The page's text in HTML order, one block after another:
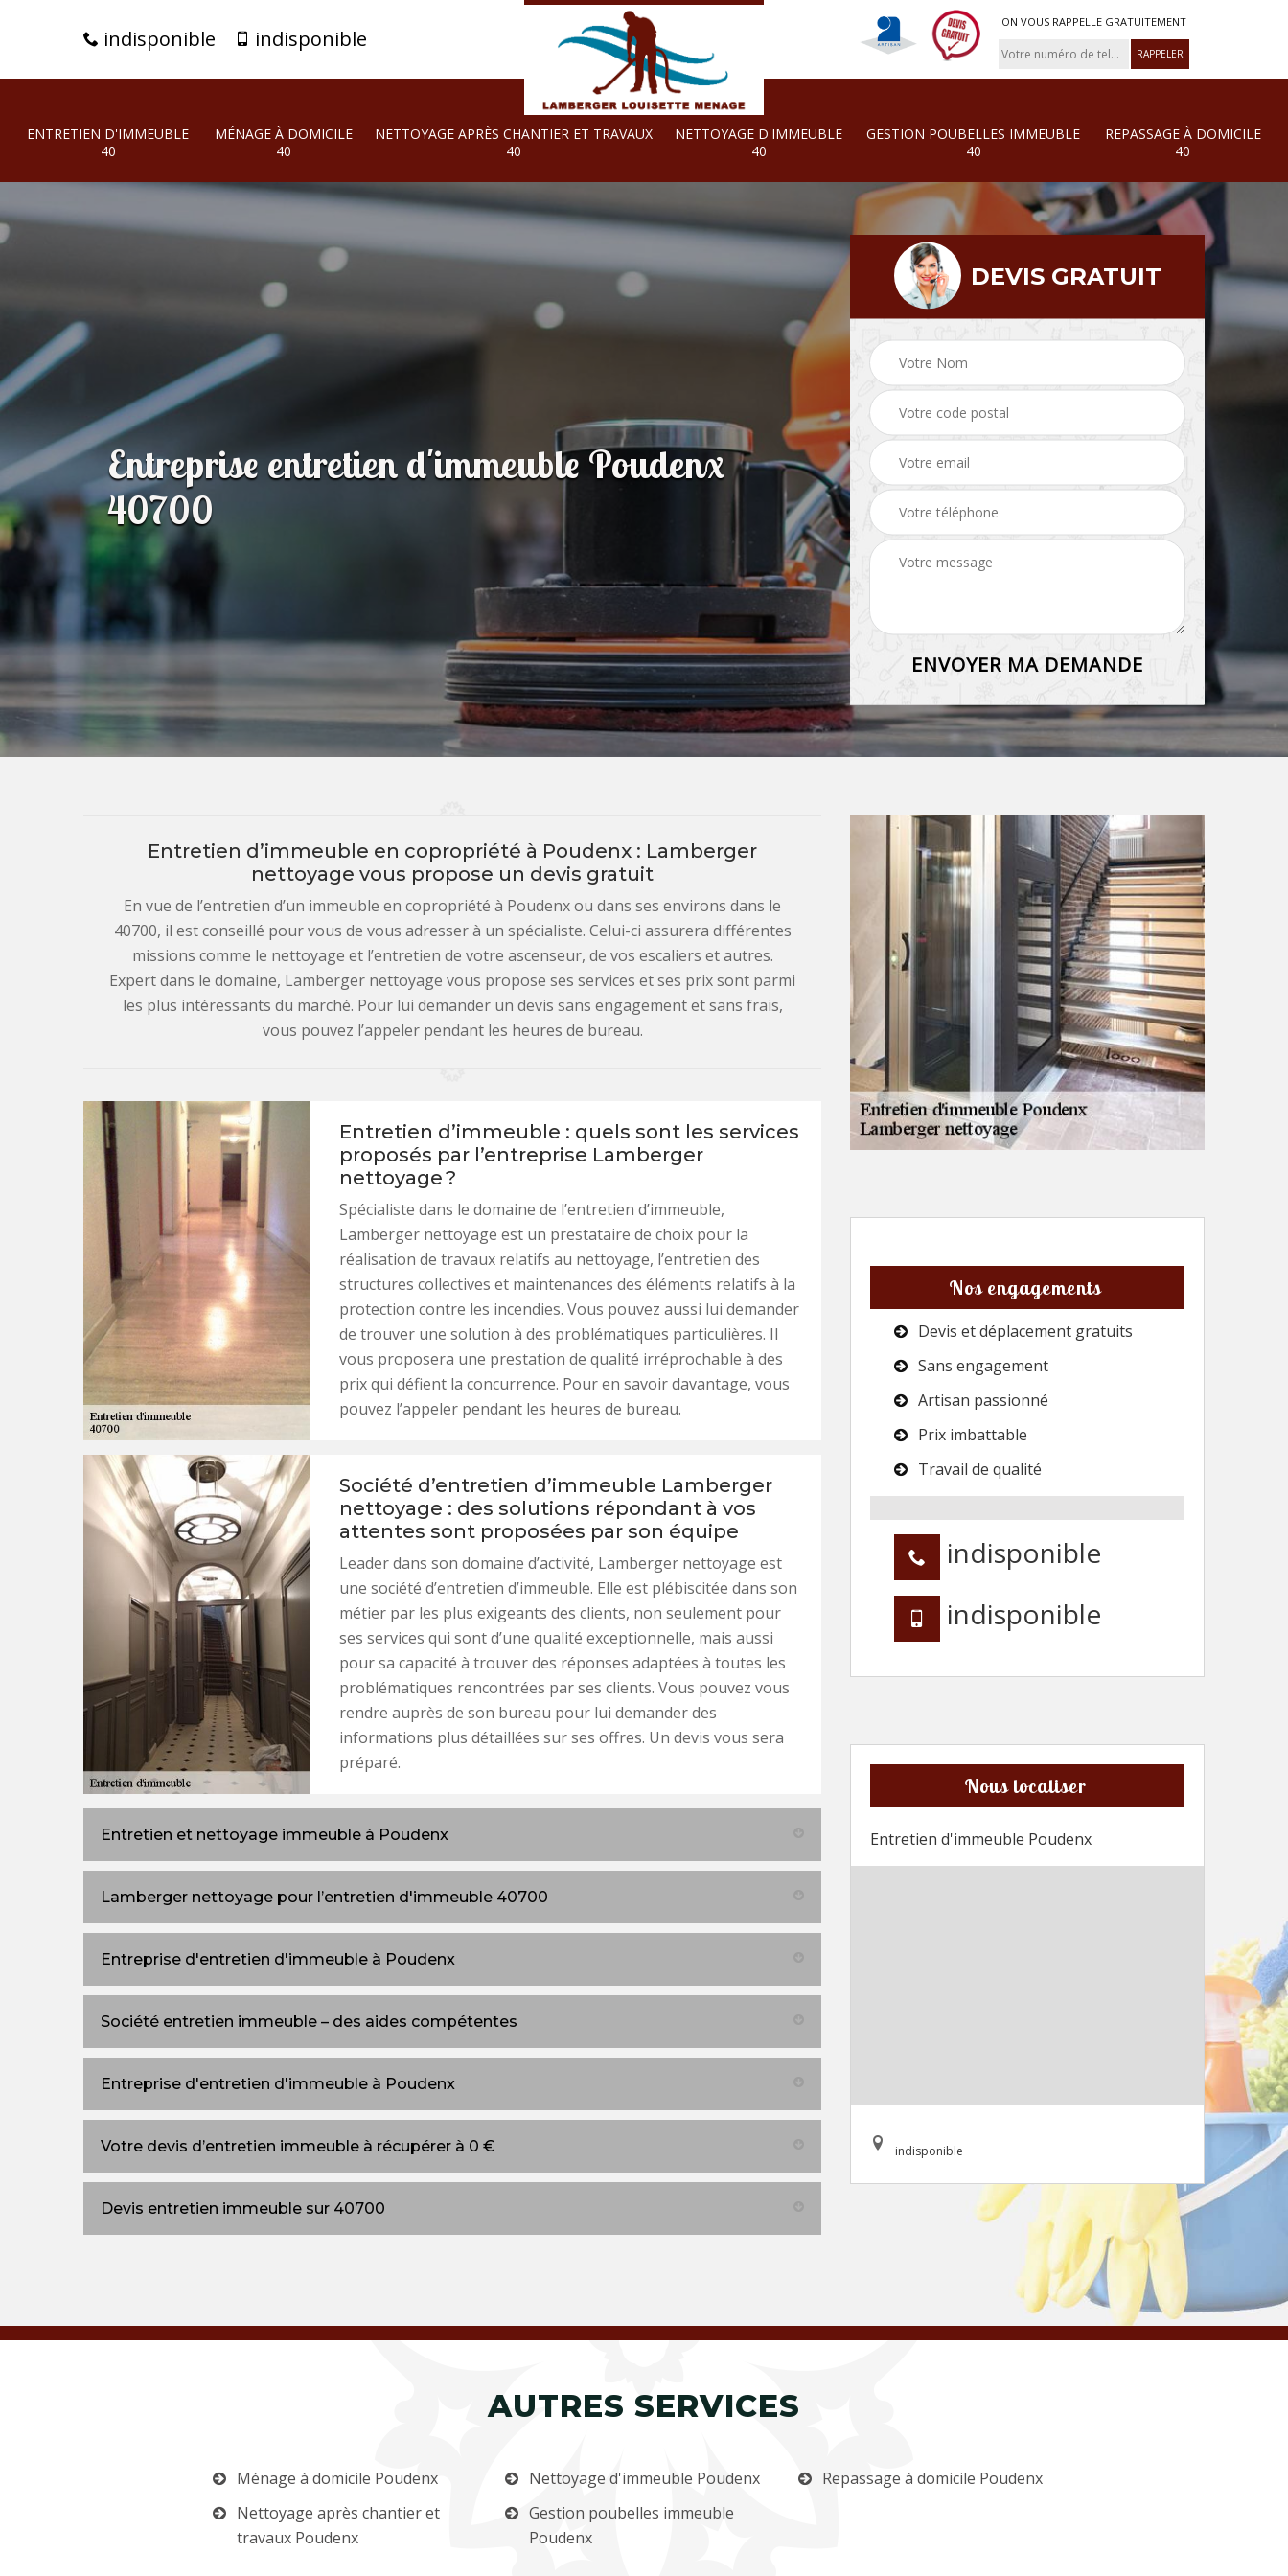
indisponible indisponible
ON VOUS RAPPELLE GRATUITEMENT
ENTRETIEN D'IMMEUBLE
40
MÉNAGE À DOMICILE
40
NETTOYAGE APRÈS CHANTIER ET TRAVAUX
40
NETTOYAGE D'IMMEUBLE
40
GESTION POUBELLES IMMEUBLE
40
REPASSAGE À DOMICILE
40
Entreprise entretien d'immeuble Poudenx
40700
DEVIS GRATUIT
Entretien d’immeuble en copropriété à Poudenx : Lamberger
nettoyage vous propose un devis gratuit
En vue de l’entretien d’un immeuble en copropriété à Poudenx ou dans ses environs dans le
40700, il est conseillé pour vous de vous adresser à un spécialiste. Celui-ci assurera différentes
missions comme le nettoyage et l’entretien de votre ascenseur, de vos escaliers et autres.
Expert dans le domaine, Lamberger nettoyage vous propose ses services et ses prix sont parmi
les plus intéressants du marché. Pour lui demander un devis sans engagement et sans frais,
vous pouvez l’appeler pendant les heures de bureau.
Entretien d’immeuble : quels sont les services
proposés par l’entreprise Lamberger
nettoyage ?
Spécialiste dans le domaine de l’entretien d’immeuble,
Lamberger nettoyage est un prestataire de choix pour la
réalisation de travaux relatifs au nettoyage, l’entretien des
structures collectives et maintenances des éléments relatifs à la
protection contre les incendies. Vous pouvez aussi lui demander
de trouver une solution à des problématiques particulières. Il
vous proposera une prestation de qualité irréprochable à des
prix qui défient la concurrence. Pour en savoir davantage, vous
pouvez l’appeler pendant les heures de bureau.
Société d’entretien d’immeuble Lamberger
nettoyage : des solutions répondant à vos
attentes sont proposées par son équipe
Leader dans son domaine d’activité, Lamberger nettoyage est
une société d’entretien d’immeuble. Elle est plébiscitée dans son
métier par les plus exigeants des clients, non seulement pour
ses services qui sont d’une qualité exceptionnelle, mais aussi
pour sa capacité à trouver des réponses adaptées à toutes les
problématiques rencontrées par ses clients. Vous pouvez vous
rendre auprès de son bureau pour lui demander des
informations plus détaillées sur ses offres. Un devis vous sera
préparé.
Entretien et nettoyage immeuble à Poudenx
Lamberger nettoyage pour l’entretien d'immeuble 40700
Entreprise d'entretien d'immeuble à Poudenx
Société entretien immeuble – des aides compétentes
Entreprise d'entretien d'immeuble à Poudenx
Votre devis d’entretien immeuble à récupérer à 0 €
Devis entretien immeuble sur 40700
Nos engagements
Devis et déplacement gratuits
Sans engagement
Artisan passionné
Prix imbattable
Travail de qualité
indisponible
indisponible
Nous localiser
Entretien d'immeuble Poudenx
indisponible
AUTRES SERVICES
Ménage à domicile Poudenx
Nettoyage après chantier et
travaux Poudenx
Nettoyage d'immeuble Poudenx
Gestion poubelles immeuble
Poudenx
Repassage à domicile Poudenx